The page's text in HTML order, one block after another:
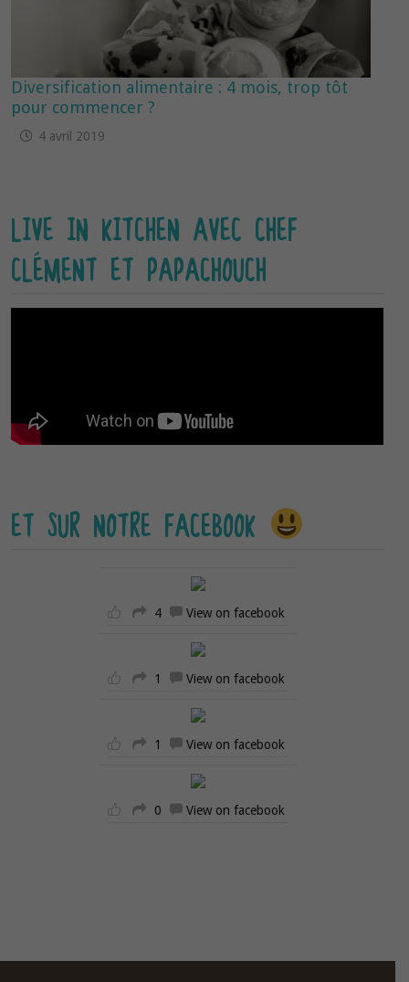
Diversification alimentaire : 4 mois, trop tôt
pour commencer ?
4 avril 2019
LIVE IN KITCHEN AVEC CHEF
CLÉMENT ET PAPACHOUCH
ET SUR NOTRE FACEBOOK
4 View on facebook
1 View on facebook
1 View on facebook
0 View on facebook